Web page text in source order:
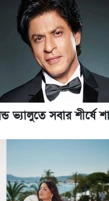
রাজধানীর যেসব
ঢাবির ভর্তি আবেদন,
স্বর্ণের দাম (৪ আগস্ট)
পে-স্কেল নিয়ে সর্বশেষ
ভ্যালুতে সবার শীর্ষে